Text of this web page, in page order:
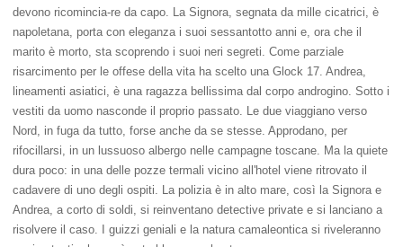
devono ricomincia-re da capo. La Signora, segnata da mille cicatrici, è
napoletana, porta con eleganza i suoi sessantotto anni e, ora che il
marito è morto, sta scoprendo i suoi neri segreti. Come parziale
risarcimento per le offese della vita ha scelto una Glock 17. Andrea,
lineamenti asiatici, è una ragazza bellissima dal corpo androgino. Sotto i
vestiti da uomo nasconde il proprio passato. Le due viaggiano verso
Nord, in fuga da tutto, forse anche da se stesse. Approdano, per
rifocillarsi, in un lussuoso albergo nelle campagne toscane. Ma la quiete
dura poco: in una delle pozze termali vicino all'hotel viene ritrovato il
cadavere di uno degli ospiti. La polizia è in alto mare, così la Signora e
Andrea, a corto di soldi, si reinventano detective private e si lanciano a
risolvere il caso. I guizzi geniali e la natura camaleontica si riveleranno